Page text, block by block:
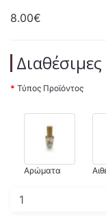
8.00€
Τύπος Προϊόντος
Αρώματα